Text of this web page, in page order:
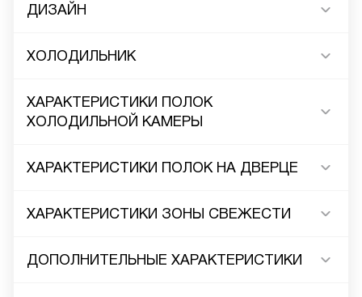
ДИЗАЙН
ХОЛОДИЛЬНИК
ХАРАКТЕРИСТИКИ ПОЛОК
ХОЛОДИЛЬНОЙ КАМЕРЫ
ХАРАКТЕРИСТИКИ ПОЛОК НА ДВЕРЦЕ
ХАРАКТЕРИСТИКИ ЗОНЫ СВЕЖЕСТИ
ДОПОЛНИТЕЛЬНЫЕ ХАРАКТЕРИСТИКИ